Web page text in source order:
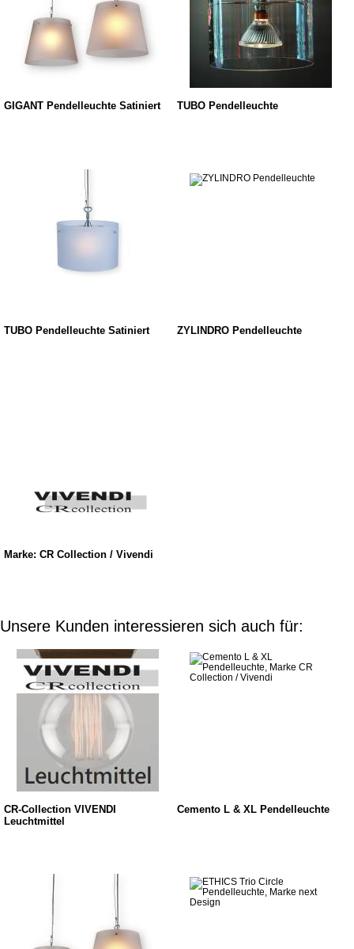
GIGANT Pendelleuchte Satiniert TUBO Pendelleuchte
TUBO Pendelleuchte Satiniert ZYLINDRO Pendelleuchte
Marke: CR Collection / Vivendi
Unsere Kunden interessieren sich auch für:
CR-Collection VIVENDI
Leuchtmittel
Cemento L & XL Pendelleuchte